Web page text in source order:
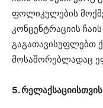
ფოლიკულების
კონცენტრაციის
გაგათავისუფლებთ
მოსაშორებლადაც
5. რელაქსაციისთვის